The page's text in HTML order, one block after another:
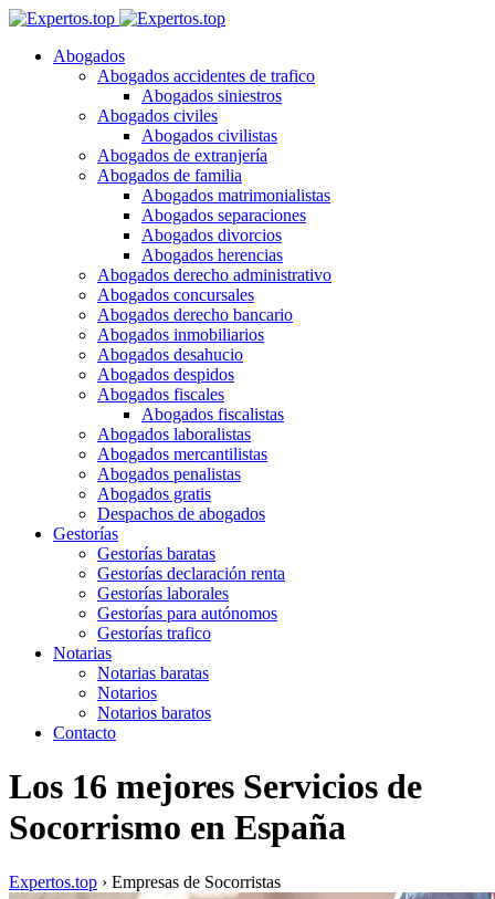
Abogados
Abogados accidentes de trafico
Abogados siniestros
Abogados civiles
Abogados civilistas
Abogados de extranjería
Abogados de familia
Abogados matrimonialistas
Abogados separaciones
Abogados divorcios
Abogados herencias
Abogados derecho administrativo
Abogados concursales
Abogados derecho bancario
Abogados inmobiliarios
Abogados desahucio
Abogados despidos
Abogados fiscales
Abogados fiscalistas
Abogados laboralistas
Abogados mercantilistas
Abogados penalistas
Abogados gratis
Despachos de abogados
Gestorías
Gestorías baratas
Gestorías declaración renta
Gestorías laborales
Gestorías para autónomos
Gestorías trafico
Notarias
Notarias baratas
Notarios
Notarios baratos
Contacto
Los 16 mejores Servicios de
Socorrismo en España
Expertos.top › Empresas de Socorristas